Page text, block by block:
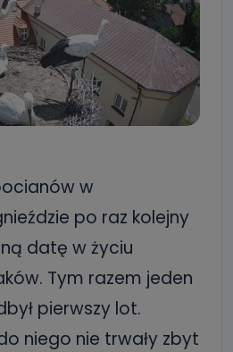
w
po raz kolejny
datę w życiu
Tym razem jeden
pierwszy lot.
niego nie trwały zbyt